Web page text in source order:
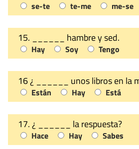
se-te te-me me-se
15. ______ hambre y sed.
Hay Soy Tengo
16 ¿ ______ unos libros en la
Están Hay Está
17. ¿ ______ la respuesta?
Hace Hay Sabes